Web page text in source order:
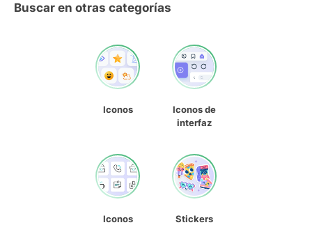
Buscar en otras categorías
Iconos
Iconos de
interfaz
Iconos
Stickers